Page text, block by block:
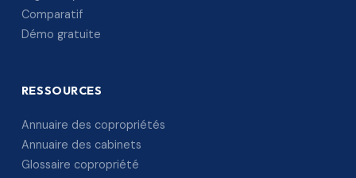
Comparatif
Démo gratuite
RESSOURCES
Annuaire des copropriétés
Annuaire des cabinets
Glossaire copropriété